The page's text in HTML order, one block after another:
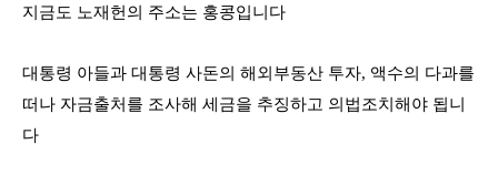
지금도 노재헌의 주소는 홍콩입니다
대통령 아들과 대통령 사돈의 해외부동산 투자, 액수의 다과를
떠나 자금출처를 조사해 세금을 추징하고 의법조치해야 됩니
다